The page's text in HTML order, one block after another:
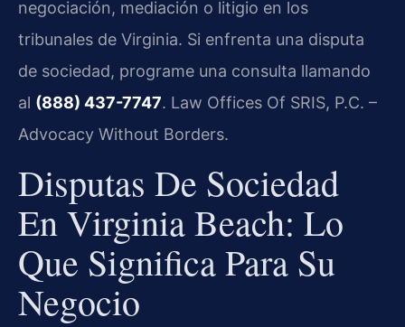
negociación, mediación o litigio en los
tribunales de Virginia. Si enfrenta una disputa
de sociedad, programe una consulta llamando
al (888) 437-7747. Law Offices Of SRIS, P.C. –
Advocacy Without Borders.
Disputas De Sociedad
En Virginia Beach: Lo
Que Significa Para Su
Negocio